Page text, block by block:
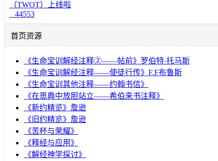
（TWOT）上线啦
44553
首页资源
《生命宝训解经注释②——帖前》罗伯特·托马斯
《生命宝训解经注释——使徒行传》F.F布鲁斯
《生命宝训其他注释——约翰书信》
《在恩典中放胆站立——希伯来书注释》
《新约精览》詹逊
《旧约精览》詹逊
《苦杯与荣耀》
《释经与应用》
《解经神学探讨》